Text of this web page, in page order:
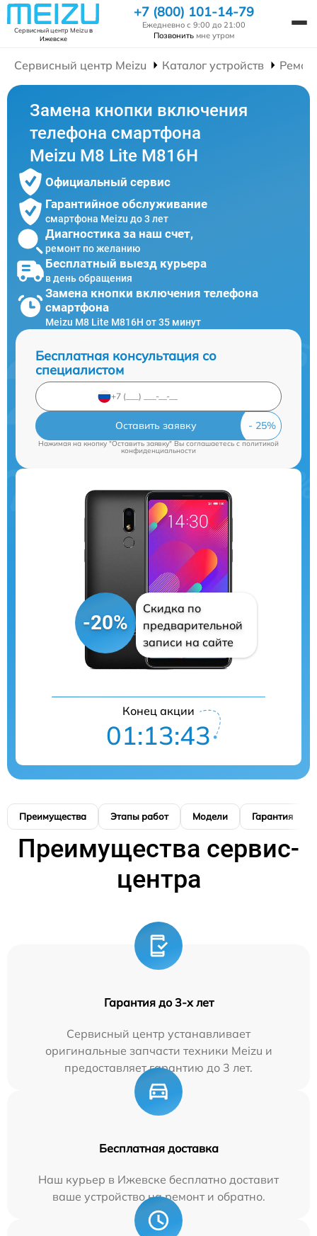
Сервисный центр Meizuв
Ижевске
+7 (800) 101-14-79
Ежедневно с 9:00 до 21:00
Позвонить мне утром
Сервисный центр Meizu Каталог устройств
Замена кнопки включения
телефона смартфона
Meizu M8 Lite M816H
Официальный сервис
Гарантийное обслуживание
смартфона Meizu до 3 лет
Диагностика за наш счет,
ремонт по желанию
Бесплатный выезд курьера
в день обращения
Замена кнопки включения телефона
смартфона
Meizu M8 Lite M816H от 35 минут
Бесплатная консультация со
специалистом
Оставить заявку
Нажимая на кнопку "Оставить заявку" Вы соглашаетесь cполитикой
конфиденциальности
-20%
Скидка по
предварительной
записи на сайте
Конец акции
01:13:42
Преимущества Этапы работ Модели Гарантия
Преимущества сервис-
центра
Гарантия до 3-х лет
Сервисный центр устанавливает
оригинальные запчасти техники Meizu и
предоставляет гарантию до 3 лет.
Бесплатная доставка
Наш курьер в Ижевске бесплатно доставит
ваше устройство на ремонт и обратно.